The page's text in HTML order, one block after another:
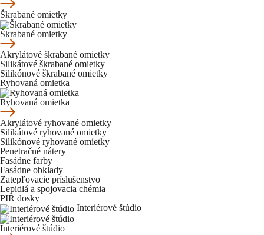
Škrabané omietky
Škrabané omietky
Akrylátové škrabané omietky
Silikátové škrabané omietky
Silikónové škrabané omietky
Ryhovaná omietka
Ryhovaná omietka
Akrylátové ryhované omietky
Silikátové ryhované omietky
Silikónové ryhované omietky
Penetračné nátery
Fasádne farby
Fasádne obklady
Zatepľovacie príslušenstvo
Lepidlá a spojovacia chémia
PIR dosky
Interiérové štúdio
Interiérové štúdio